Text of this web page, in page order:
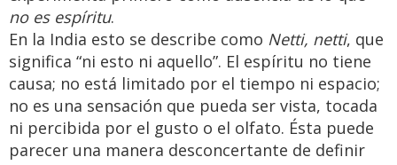
no es espíritu.
En la India esto se describe como Netti, netti, que
significa “ni esto ni aquello”. El espíritu no tiene
causa; no está limitado por el tiempo ni espacio;
no es una sensación que pueda ser vista, tocada
ni percibida por el gusto o el olfato. Ésta puede
parecer una manera desconcertante de definir